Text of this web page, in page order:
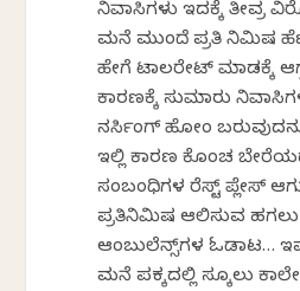
ನಿವಾಸಿಗಳು ಇದಕ್ಕೆ ತೀವ್ರ
ಮನೆ ಮುಂದೆ ಪ್ರತಿ ನಿಮಿಷ
ಹೇಗೆ ಟಾಲರೇಟ್ ಮಾಡಕ್ಕೆ
ಕಾರಣಕ್ಕೆ ಸುಮಾರು
ನರ್ಸಿಂಗ್ ಹೋಂ
ಇಲ್ಲಿ ಕಾರಣ ಕೊಂಚ
ಸಂಬಂಧಿಗಳ ರೆಸ್ಟ್ ಪ್ಲೇಸ್
ಪ್ರತಿನಿಮಿಷ ಆಲಿಸುವ ಹಗಲು
ಆಂಬುಲೆನ್ಸ್‌ಗಳ ಓಡಾಟ…
ಮನೆ ಪಕ್ಕದಲ್ಲಿ ಸ್ಕೂಲು